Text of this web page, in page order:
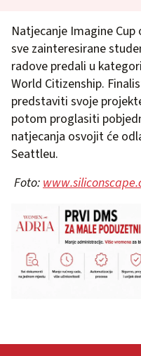
Natjecanje Imagine Cup
sve zainteresirane
radove predali u
World Citizenship.
predstaviti svoje
potom proglasiti
natjecanja osvojit će
Seattleu.
Foto: